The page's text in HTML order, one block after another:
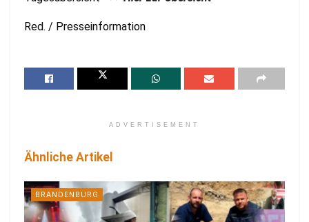
Red. / Presseinformation
ADVERTISEMENT
Ähnliche Artikel
BRANDENBURG